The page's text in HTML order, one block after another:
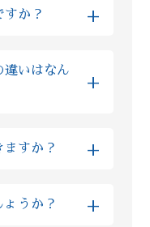
が非常に少な
の薬剤師が回
入っていない
ます。
すか？ +
題ございませ
されたお薬の場
でご相談くださ
違いはなん
+
ラッグストア
市販の漢方薬
ますか？ +
れていただく
ょうか？ +